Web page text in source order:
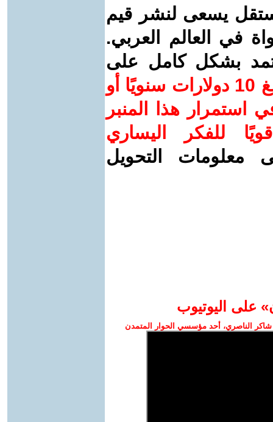
يسعى لنشر قيم
في العالم العربي.
بشكل كامل على
ساهم/ي معنا! بدعمكم بمبلغ 10 دولارات سنويًا أو
استمرار هذا المنبر
للفكر اليساري
معلومات التحويل
على اليوتيوب
الناصري، أحد مؤسسي الحوار المتمدن